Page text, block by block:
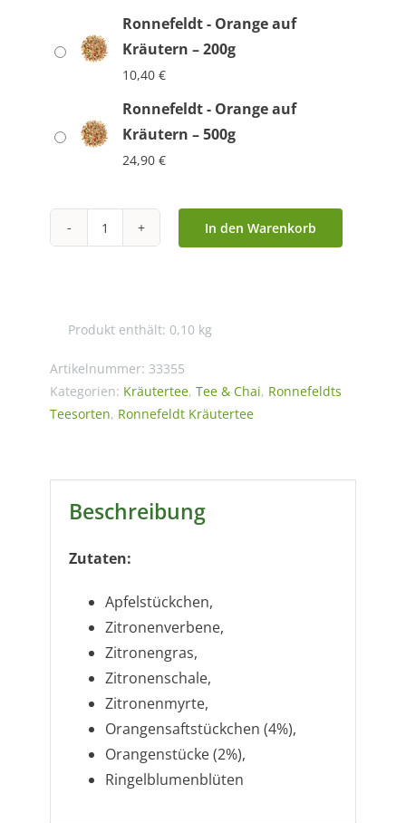
Ronnefeldt - Orange auf
Kräutern – 200g
10,40 €
Ronnefeldt - Orange auf
Kräutern – 500g
24,90 €
Ronnefeldt
Kräutern
Menge
In den Warenkorb
Produkt enthält: 0,10 kg
Artikelnummer: 33355
Kategorien: Kräutertee, Tee & Chai, Ronnefeldts
Teesorten, Ronnefeldt Kräutertee
Beschreibung
Zutaten:
Apfelstückchen,
Zitronenverbene,
Zitronengras,
Zitronenschale,
Zitronenmyrte,
Orangensaftstückchen (4%),
Orangenstücke (2%),
Ringelblumenblüten